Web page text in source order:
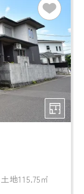
地115.75㎡